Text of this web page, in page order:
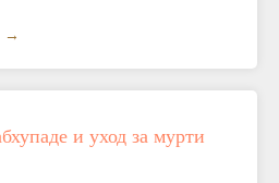
и уход за мурти